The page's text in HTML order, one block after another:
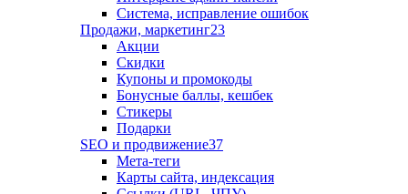
Система, исправление ошибок
Продажи, маркетинг23
Акции
Скидки
Купоны и промокоды
Бонусные баллы, кешбек
Стикеры
Подарки
SEO и продвижение37
Мета-теги
Карты сайта, индексация